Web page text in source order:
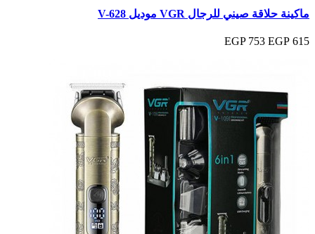
ماكينة حلاقة صيني للرجال VGR موديل V-628
615 EGP
753 EGP